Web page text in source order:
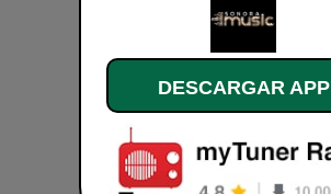
DESCARGAR APP